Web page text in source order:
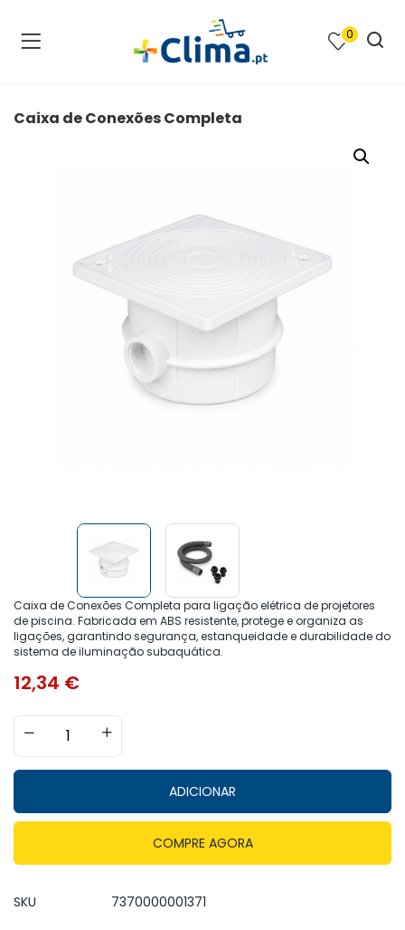
0
Caixa de Conexões Completa
Caixa de Conexões Completa para ligação elétrica de projetores
de piscina. Fabricada em ABS resistente, protege e organiza as
ligações, garantindo segurança, estanqueidade e durabilidade do
sistema de iluminação subaquática.
12,34 €
ADICIONAR
COMPRE AGORA
SKU 7370000001371